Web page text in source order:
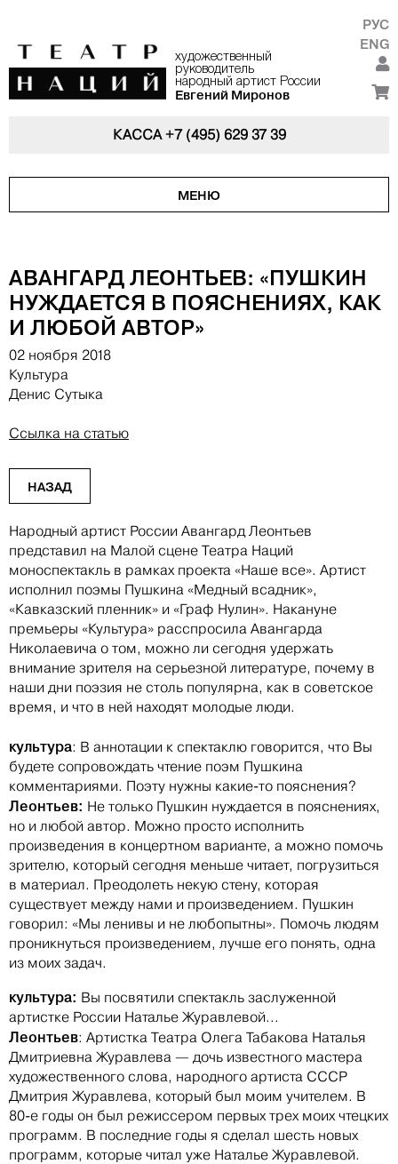
художественный
руководитель
народный артист России
Евгений Миронов
РУС
ENG
КАССА+7 (495) 629 37 39
МЕНЮ
АВАНГАРД ЛЕОНТЬЕВ: «ПУШКИН
НУЖДАЕТСЯ В ПОЯСНЕНИЯХ, КАК
И ЛЮБОЙ АВТОР»
02 ноября 2018
Культура
Денис Сутыка
Ссылка на статью
НАЗАД
Народный артист России Авангард Леонтьев
представил на Малой сцене Театра Наций
моноспектакль в рамках проекта «Наше все». Артист
исполнил поэмы Пушкина «Медный всадник»,
«Кавказский пленник» и «Граф Нулин». Накануне
премьеры «Культура» расспросила Авангарда
Николаевича о том, можно ли сегодня удержать
внимание зрителя на серьезной литературе, почему в
наши дни поэзия не столь популярна, как в советское
время, и что в ней находят молодые люди.
культура: В аннотации к спектаклю говорится, что Вы
будете сопровождать чтение поэм Пушкина
комментариями. Поэту нужны какие-то пояснения?
Леонтьев: Не только Пушкин нуждается в пояснениях,
но и любой автор. Можно просто исполнить
произведения в концертном варианте, а можно помочь
зрителю, который сегодня меньше читает, погрузиться
в материал. Преодолеть некую стену, которая
существует между нами и произведением. Пушкин
говорил: «Мы ленивы и не любопытны». Помочь людям
проникнуться произведением, лучше его понять, одна
из моих задач.
культура: Вы посвятили спектакль заслуженной
артистке России Наталье Журавлевой...
Леонтьев: Артистка Театра Олега Табакова Наталья
Дмитриевна Журавлева — дочь известного мастера
художественного слова, народного артиста СССР
Дмитрия Журавлева, который был моим учителем. В
80-е годы он был режиссером первых трех моих чтецких
программ. В последние годы я сделал шесть новых
программ, которые читал уже Наталье Журавлевой.